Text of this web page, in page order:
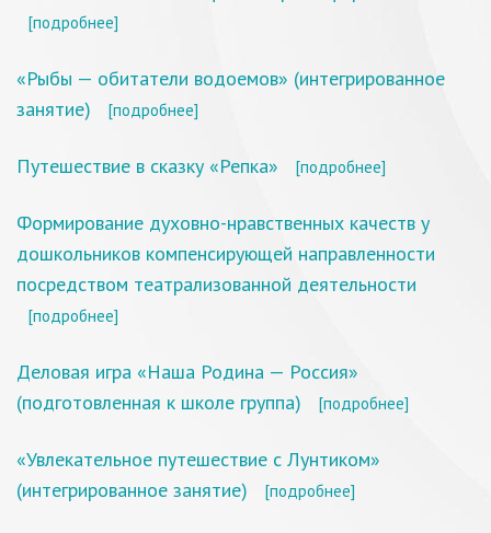
[подробнее]
«Рыбы — обитатели водоемов» (интегрированное
занятие)
[подробнее]
Путешествие в сказку «Репка» [подробнее]
Формирование духовно-нравственных качеств у
дошкольников компенсирующей направленности
посредством театрализованной деятельности
[подробнее]
Деловая игра «Наша Родина — Россия»
(подготовленная к школе группа)
[подробнее]
«Увлекательное путешествие с Лунтиком»
(интегрированное занятие)
[подробнее]